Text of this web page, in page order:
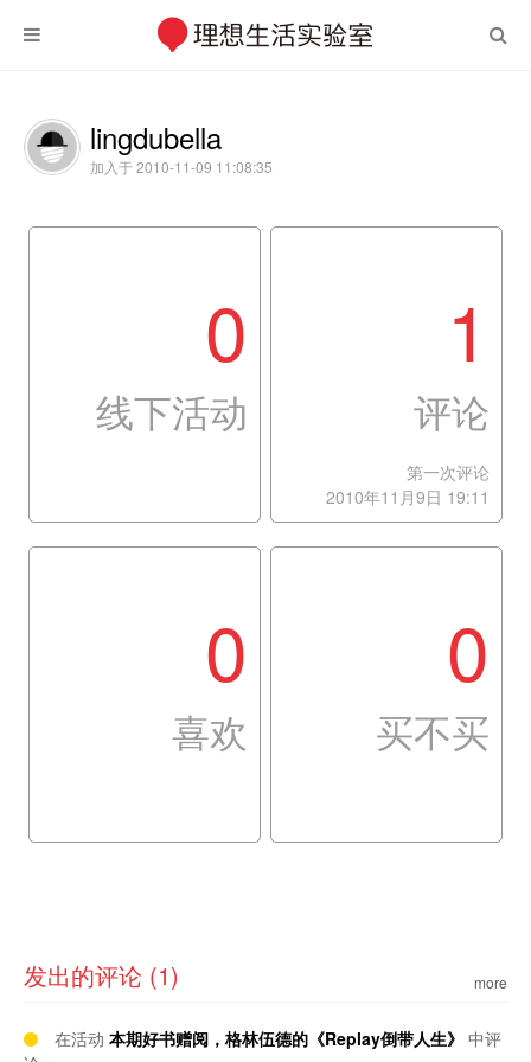
lingdubella
加入于 2010-11-09 11:08:35
0
线下活动
1
评论
第一次评论
2010年11月9日 19:11
0
喜欢
0
买不买
发出的评论 (1) more
在活动 本期好书赠阅，格林伍德的《Replay倒带人生》 中评